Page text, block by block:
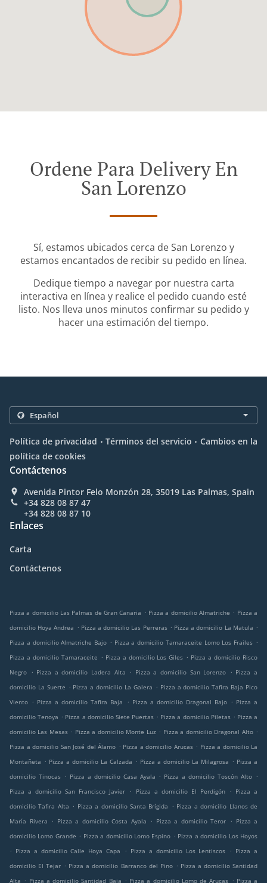
Ordene Para Delivery En
San Lorenzo
Sí, estamos ubicados cerca de San Lorenzo y
estamos encantados de recibir su pedido en línea.
Dedique tiempo a navegar por nuestra carta
interactiva en línea y realice el pedido cuando esté
listo. Nos lleva unos minutos confirmar su pedido y
hacer una estimación del tiempo.
Política de privacidad . Términos del servicio . Cambios en la
política de cookies
Contáctenos
Avenida Pintor Felo Monzón 28, 35019 Las Palmas, Spain
+34 828 08 87 47
+34 828 08 87 10
Enlaces
Carta
Contáctenos
Pizza a domicilio Las Palmas de Gran Canaria . Pizza a domicilio Almatriche . Pizza a
domicilio Hoya Andrea . Pizza a domicilio Las Perreras . Pizza a domicilio La Matula .
Pizza a domicilio Almatriche Bajo . Pizza a domicilio Tamaraceite Lomo Los Frailes .
Pizza a domicilio Tamaraceite . Pizza a domicilio Los Giles . Pizza a domicilio Risco
Negro
. Pizza a domicilio Ladera Alta . Pizza a domicilio San Lorenzo . Pizza a
domicilio La Suerte . Pizza a domicilio La Galera . Pizza a domicilio Tafira Baja Pico
Viento . Pizza a domicilio Tafira Baja . Pizza a domicilio Dragonal Bajo . Pizza a
domicilio Tenoya . Pizza a domicilio Siete Puertas . Pizza a domicilio Piletas . Pizza a
domicilio Las Mesas . Pizza a domicilio Monte Luz . Pizza a domicilio Dragonal Alto .
Pizza a domicilio San José del Álamo . Pizza a domicilio Arucas . Pizza a domicilio La
Montañeta . Pizza a domicilio La Calzada . Pizza a domicilio La Milagrosa . Pizza a
domicilio Tinocas . Pizza a domicilio Casa Ayala . Pizza a domicilio Toscón Alto .
Pizza a domicilio San Francisco Javier
. Pizza a domicilio El Perdigón . Pizza a
domicilio Tafira Alta . Pizza a domicilio Santa Brígida . Pizza a domicilio Llanos de
María Rivera
. Pizza a domicilio Costa Ayala . Pizza a domicilio Teror . Pizza a
domicilio Lomo Grande . Pizza a domicilio Lomo Espino . Pizza a domicilio Los Hoyos
. Pizza a domicilio Calle Hoya Capa . Pizza a domicilio Los Lentiscos . Pizza a
domicilio El Tejar . Pizza a domicilio Barranco del Pino . Pizza a domicilio Santidad
Alta . Pizza a domicilio Santidad Baja . Pizza a domicilio Lomo de Arucas . Pizza a